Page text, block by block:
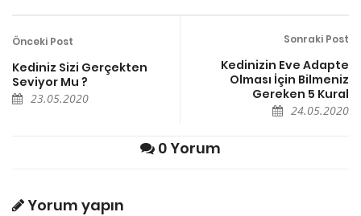
Önceki Post
Kediniz Sizi Gerçekten
Seviyor Mu ?
23.05.2020
Sonraki Post
Kedinizin Eve Adapte
Olması İçin Bilmeniz
Gereken 5 Kural
24.05.2020
0 Yorum
Yorum yapın